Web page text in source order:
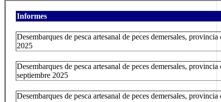
Informes
Desembarques de pesca artesanal de peces demersales,
2025
Desembarques de pesca artesanal de peces demersales,
septiembre 2025
Desembarques de pesca artesanal de peces demersales,